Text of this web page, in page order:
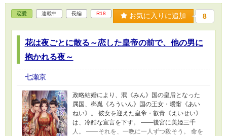
恋愛 連載中 長編 R18 お気に入りに追加 8
花は夜ごとに散る～恋した皇帝の前で、他の男に
抱かれる夜～
七瀬京
政略結婚により、泯《みん》国の皇后となった
属国、榔胤《ろういん》国の王女・曖甯《あい
ねい》。 彼女を迎えた皇帝・叡青《えいせい》
は、冷酷な宣言を下す。 ――後宮に美姫三千
人。 ――それを、一晩に一人ずつ殺そう。 命を